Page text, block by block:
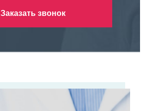
Заказать звонок